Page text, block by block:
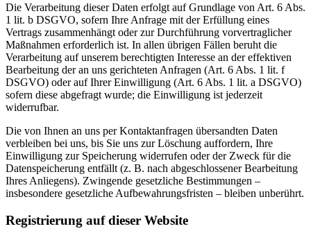
Die Verarbeitung dieser Daten erfolgt auf Grundlage von Art. 6 Abs.
1 lit. b DSGVO, sofern Ihre Anfrage mit der Erfüllung eines
Vertrags zusammenhängt oder zur Durchführung vorvertraglicher
Maßnahmen erforderlich ist. In allen übrigen Fällen beruht die
Verarbeitung auf unserem berechtigten Interesse an der effektiven
Bearbeitung der an uns gerichteten Anfragen (Art. 6 Abs. 1 lit. f
DSGVO) oder auf Ihrer Einwilligung (Art. 6 Abs. 1 lit. a DSGVO)
sofern diese abgefragt wurde; die Einwilligung ist jederzeit
widerrufbar.
Die von Ihnen an uns per Kontaktanfragen übersandten Daten
verbleiben bei uns, bis Sie uns zur Löschung auffordern, Ihre
Einwilligung zur Speicherung widerrufen oder der Zweck für die
Datenspeicherung entfällt (z. B. nach abgeschlossener Bearbeitung
Ihres Anliegens). Zwingende gesetzliche Bestimmungen –
insbesondere gesetzliche Aufbewahrungsfristen – bleiben unberührt.
Registrierung auf dieser Website